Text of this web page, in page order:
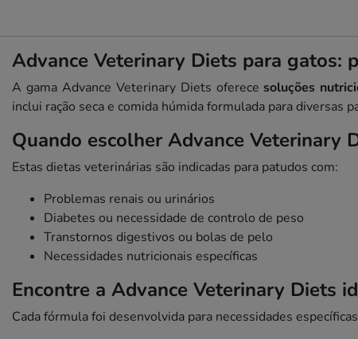
Advance Veterinary Diets para gatos:
A gama Advance Veterinary Diets oferecesoluções
inclui ração seca e comida húmida formulada para
Quando escolher Advance Veterinary
Estas dietas veterinárias são indicadas para patudos com:
Problemas renais ou urinários
Diabetes ou necessidade de controlo de peso
Transtornos digestivos ou bolas de pelo
Necessidades nutricionais específicas
Encontre a Advance Veterinary Diets
Cada fórmula foi desenvolvida para necessidades